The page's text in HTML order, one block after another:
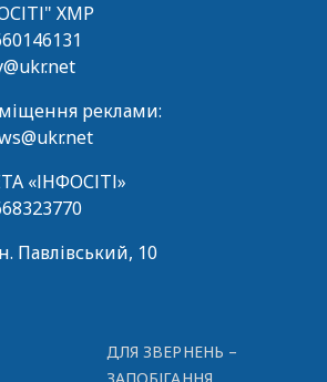
ХМР
реклами:
«ІНФОСІТІ»
Павлівський, 10
ДЛЯ ЗВЕРНЕНЬ –